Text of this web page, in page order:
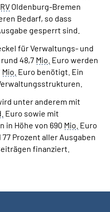
Oldenburg-Bremen
Bedarf, so dass
gesperrt sind.
für Verwaltungs- und
48,7 Mio. Euro werden
Mio. Euro benötigt. Ein
unter anderem mit
Euro sowie mit
in Höhe von 690 Mio. Euro
Prozent aller Ausgaben
finanziert.